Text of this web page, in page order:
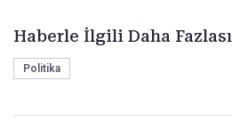
Haberle İlgili Daha Fazlası
Politika